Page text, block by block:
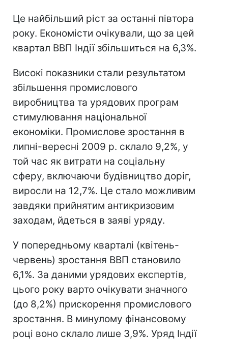
Це найбільший ріст за останні півтора
року. Економісти очікували, що за цей
квартал ВВП Індії збільшиться на 6,3%.
Високі показники стали результатом
збільшення промислового
виробництва та урядових програм
стимулювання національної
економіки. Промислове зростання в
липні-вересні 2009 р. склало 9,2%, у
той час як витрати на соціальну
сферу, включаючи будівництво доріг,
виросли на 12,7%. Це стало можливим
завдяки прийнятим антикризовим
заходам, йдеться в заяві уряду.
У попередньому кварталі (квітень-
червень) зростання ВВП становило
6,1%. За даними урядових експертів,
цього року варто очікувати значного
(до 8,2%) прискорення промислового
зростання. В минулому фінансовому
році воно склало лише 3,9%. Уряд Індії